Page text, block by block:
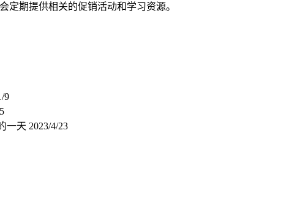
定期提供相关的促销活动和学习资源。
9
一天 2023/4/23